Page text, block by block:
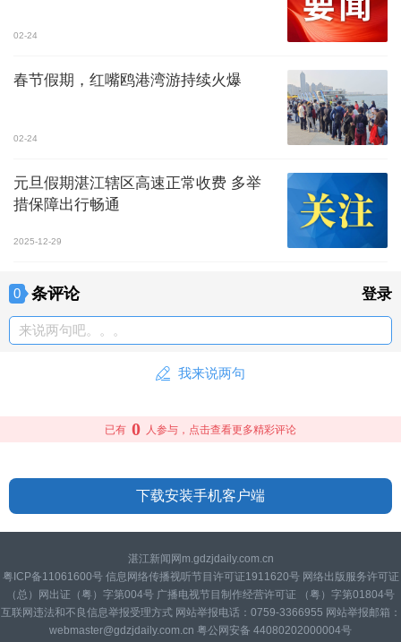
02-24
春节假期，红嘴鸥港湾游持续火爆
02-24
元旦假期湛江辖区高速正常收费 多举
措保障出行畅通
2025-12-29
0 条评论 登录
来说两句吧。。。
我来说两句
已有 0 人参与，点击查看更多精彩评论
下载安装手机客户端
湛江新闻网m.gdzjdaily.com.cn
粤ICP备11061600号 信息网络传播视听节目许可证1911620号 网络出版服务许可证
（总）网出证（粤）字第004号 广播电视节目制作经营许可证 （粤）字第01804号
互联网违法和不良信息举报受理方式 网站举报电话：0759-3366955 网站举报邮箱：
webmaster@gdzjdaily.com.cn 粤公网安备 44080202000004号